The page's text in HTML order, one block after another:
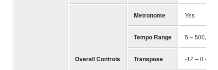
Overall Controls
Metronome Yes
Tempo Range 5 – 500,
Transpose -12 – 0 –